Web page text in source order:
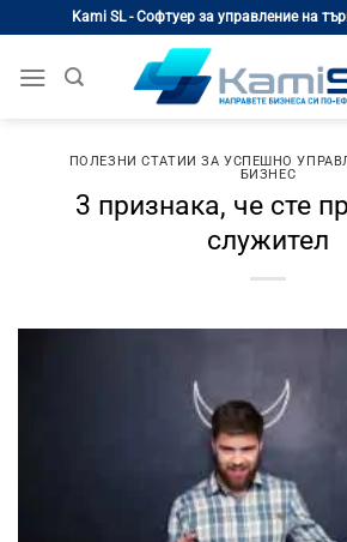
content
Kami SL - Софтуер за управление на
ПОЛЕЗНИ СТАТИИ ЗА УСПЕШНО
БИЗНЕС
3 признака, че сте
служител